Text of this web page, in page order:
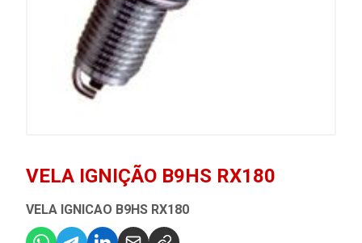
VELA IGNIÇÃO B9HS RX180
VELA IGNICAO B9HS RX180